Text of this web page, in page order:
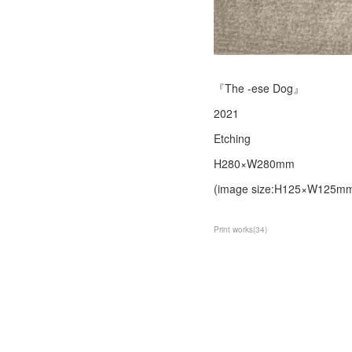
『The -ese Dog』
2021
Etching
H280×W280mm
(image
Print works(34)